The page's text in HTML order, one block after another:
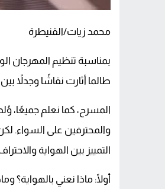
محمد زيات/القنيطرة
بمناسبة تنظيم المهرجان
طالما أثارت نقاشًا وجدلاً
المسرح، كما نعلم جميعًا،
والمحترفين على السواء.
التمييز بين الهواية
أولًا: ماذا نعني بالهواية؟